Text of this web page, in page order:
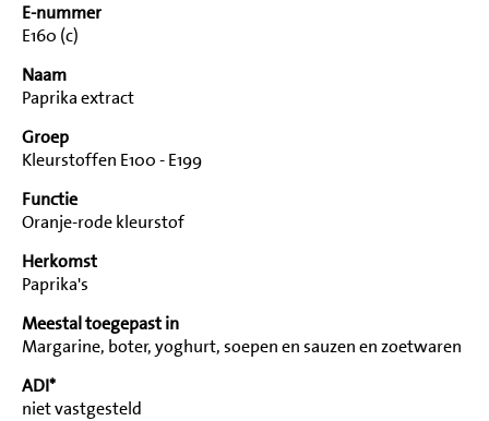
E-nummer
E160 (c)
Naam
Paprika extract
Groep
Kleurstoffen E100 - E199
Functie
Oranje-rode kleurstof
Herkomst
Paprika's
Meestal toegepast in
Margarine, boter, yoghurt, soepen en sauzen en zoetwaren
ADI*
niet vastgesteld